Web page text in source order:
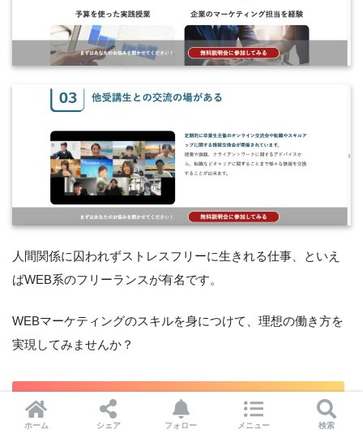
人間関係に囚われずストレスフリーに生きれる仕事、といえ
ばWEB系のフリーランスが有名です。
WEBマーケティングのスキルを身につけて、理想の働き方を
実現してみませんか？
Wannabe Academy公式の無料オンライン説明会に参加
してみる
ホーム シェア フォロー メニュー 検索